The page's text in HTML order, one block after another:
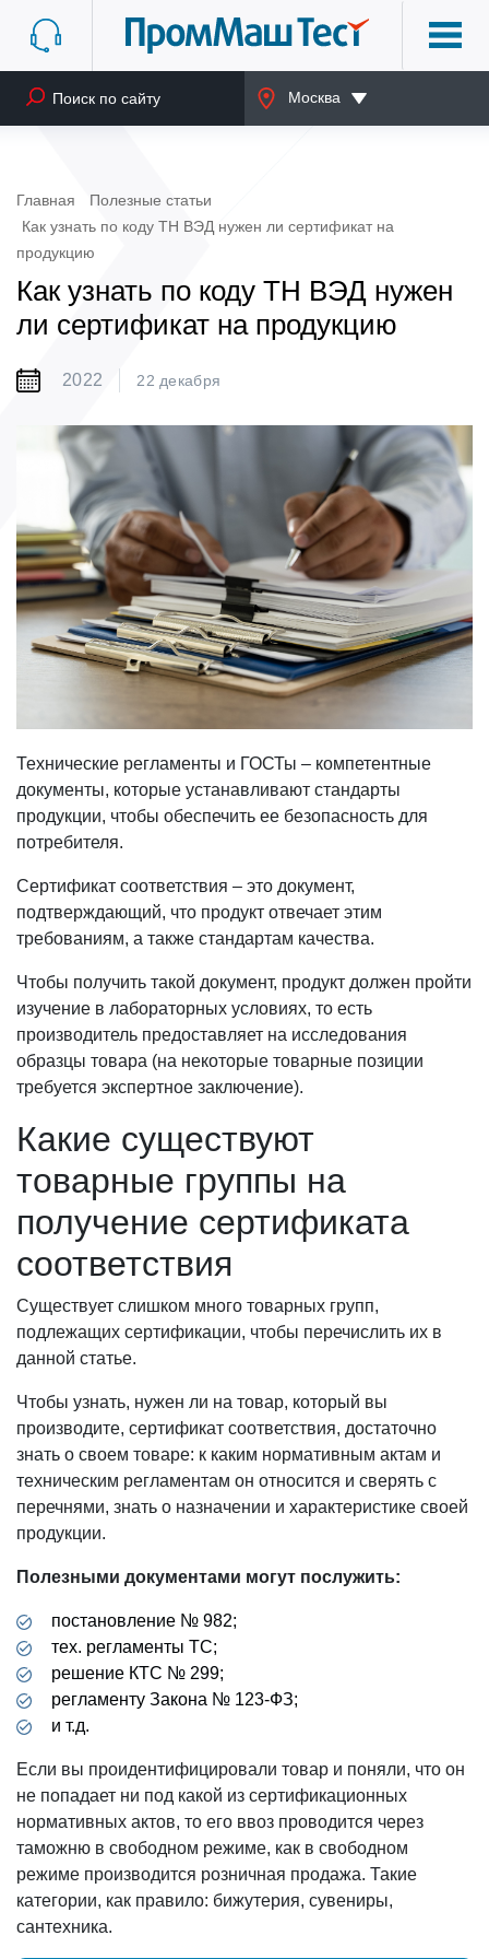
Москва
Главная
Полезные статьи
Как узнать по коду ТН ВЭД нужен ли сертификат на
продукцию
Как узнать по коду ТН ВЭД нужен
ли сертификат на продукцию
2022 22 декабря
Технические регламенты и ГОСТы – компетентные
документы, которые устанавливают стандарты
продукции, чтобы обеспечить ее безопасность для
потребителя.
Сертификат соответствия – это документ,
подтверждающий, что продукт отвечает этим
требованиям, а также стандартам качества.
Чтобы получить такой документ, продукт должен пройти
изучение в лабораторных условиях, то есть
производитель предоставляет на исследования
образцы товара (на некоторые товарные позиции
требуется экспертное заключение).
Какие существуют
товарные группы на
получение сертификата
соответствия
Существует слишком много товарных групп,
подлежащих сертификации, чтобы перечислить их в
данной статье.
Чтобы узнать, нужен ли на товар, который вы
производите, сертификат соответствия, достаточно
знать о своем товаре: к каким нормативным актам и
техническим регламентам он относится и сверять с
перечнями, знать о назначении и характеристике своей
продукции.
Полезными документами могут послужить:
постановление № 982;
тех. регламенты ТС;
решение КТС № 299;
регламенту Закона № 123-ФЗ;
и т.д.
Если вы проидентифицировали товар и поняли, что он
не попадает ни под какой из сертификационных
нормативных актов, то его ввоз проводится через
таможню в свободном режиме, как в свободном
режиме производится розничная продажа. Такие
категории, как правило: бижутерия, сувениры,
сантехника.